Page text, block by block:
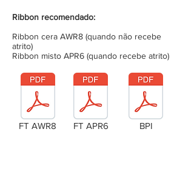
Ribbon recomendado:
Ribbon cera AWR8 (quando não recebe
atrito)
Ribbon misto APR6 (quando recebe atrito)
FT AWR8 FT APR6 BPI